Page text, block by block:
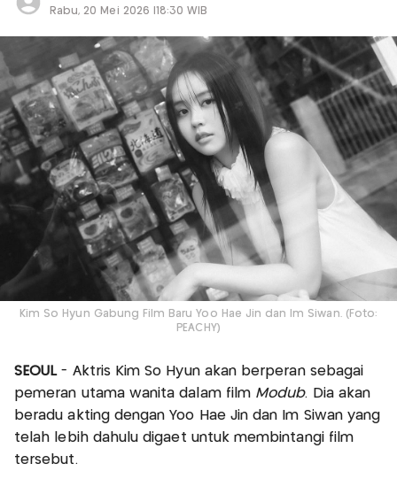
Rabu, 20 Mei 2026 |18:30 WIB
Kim So Hyun Gabung Film Baru Yoo Hae Jin dan Im Siwan. (Foto:
PEACHY)
SEOUL- Aktris Kim So Hyun akan berperan sebagai
pemeran utama wanita dalam film Modub. Dia akan
beradu akting dengan Yoo Hae Jin dan Im Siwan yang
telah lebih dahulu digaet untuk membintangi film
tersebut.